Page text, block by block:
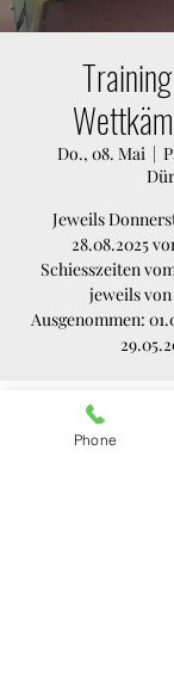
Do., 08. Mai
  |
Jeweils
28.08.2025
Schiesszeiten
jeweils von
Ausgenommen:
Zeit & Ort
Phone